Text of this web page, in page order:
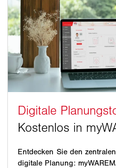
Entdecken Sie den
digitale Planung: